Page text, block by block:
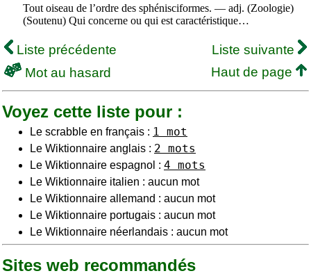
Tout oiseau de l’ordre des sphénisciformes. — adj. (Zoologie)
(Soutenu) Qui concerne ou qui est caractéristique…
Liste précédente
Liste suivante
Mot au hasard
Haut de page
Voyez cette liste pour :
Le scrabble en français : 1 mot
Le Wiktionnaire anglais : 2 mots
Le Wiktionnaire espagnol : 4 mots
Le Wiktionnaire italien : aucun mot
Le Wiktionnaire allemand : aucun mot
Le Wiktionnaire portugais : aucun mot
Le Wiktionnaire néerlandais : aucun mot
Sites web recommandés